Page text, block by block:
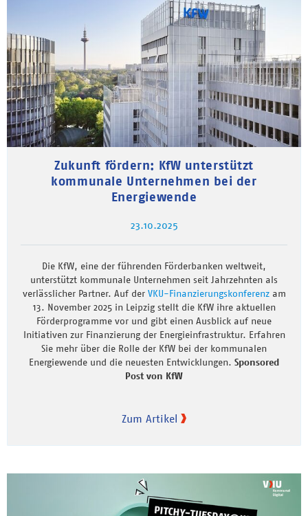
Zukunft fördern: KfW unterstützt
kommunale Unternehmen bei der
Energiewende
23.10.2025
Die KfW, eine der führenden Förderbanken weltweit,
unterstützt kommunale Unternehmen seit Jahrzehnten als
verlässlicher Partner. Auf der VKU-Finanzierungskonferenzam
13. November 2025 in Leipzig stellt die KfW ihre aktuellen
Förderprogramme vor und gibt einen Ausblick auf neue
Initiativen zur Finanzierung der Energieinfrastruktur. Erfahren
Sie mehr über die Rolle der KfW bei der kommunalen
Energiewende und die neuesten Entwicklungen. Sponsored
Post von KfW
Zum Artikel